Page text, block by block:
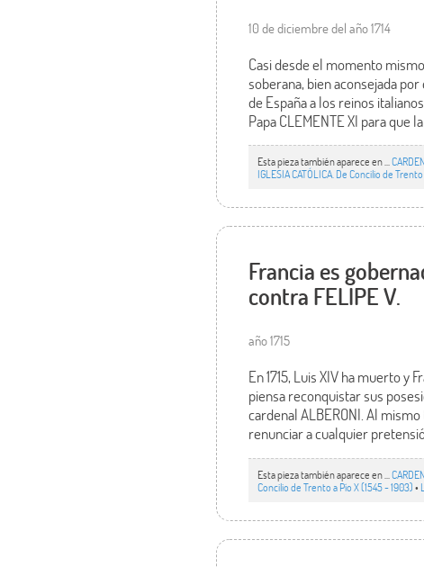
10 de diciembre del año 1714
Casi desde el momento
soberana, bien aconsejada
de España a los reinos
Papa CLEMENTE XI para
Esta pieza también aparece en ...
IGLESIA CATÓLICA. De Concilio de
Francia es
contra FELIPE V.
año 1715
En 1715, Luis XIV ha muerto y
piensa reconquistar sus
cardenal ALBERONI. Al
renunciar a cualquier
Esta pieza también aparece en ...
Concilio de Trento a Pío X (1545 - 1903)•